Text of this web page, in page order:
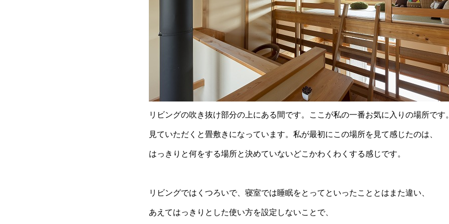
リビングの吹き抜け部分の上にある間です。ここが私の一番お気に入りの場所です
見ていただくと畳敷きになっています。私が最初にこの場所を見て感じたのは、
はっきりと何をする場所と決めていないどこかわくわくする感じです。
リビングではくつろいで、寝室では睡眠をとってといったこととはまた違い、
あえてはっきりとした使い方を設定しないことで、